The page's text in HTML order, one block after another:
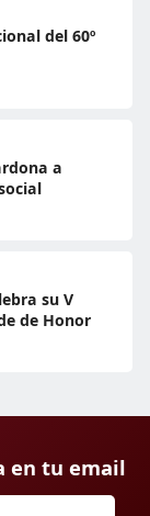
del 60º
a
su V
de Honor
en tu email